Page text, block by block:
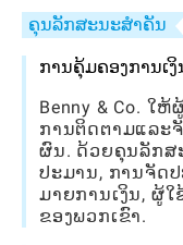
ຄຸນລັກສະນະສໍາຄັນ
ການຄຸ້ມຄອງການເ
Benny & Co. ໃ
ການຕິດຕາມແລະ
ຜົນ. ດ້ວຍຄຸນລັກສ
ປະມານ, ການຈັດ
ມາຍການເງິນ, ຜູ້
ຂອງພວກເຂົາ.